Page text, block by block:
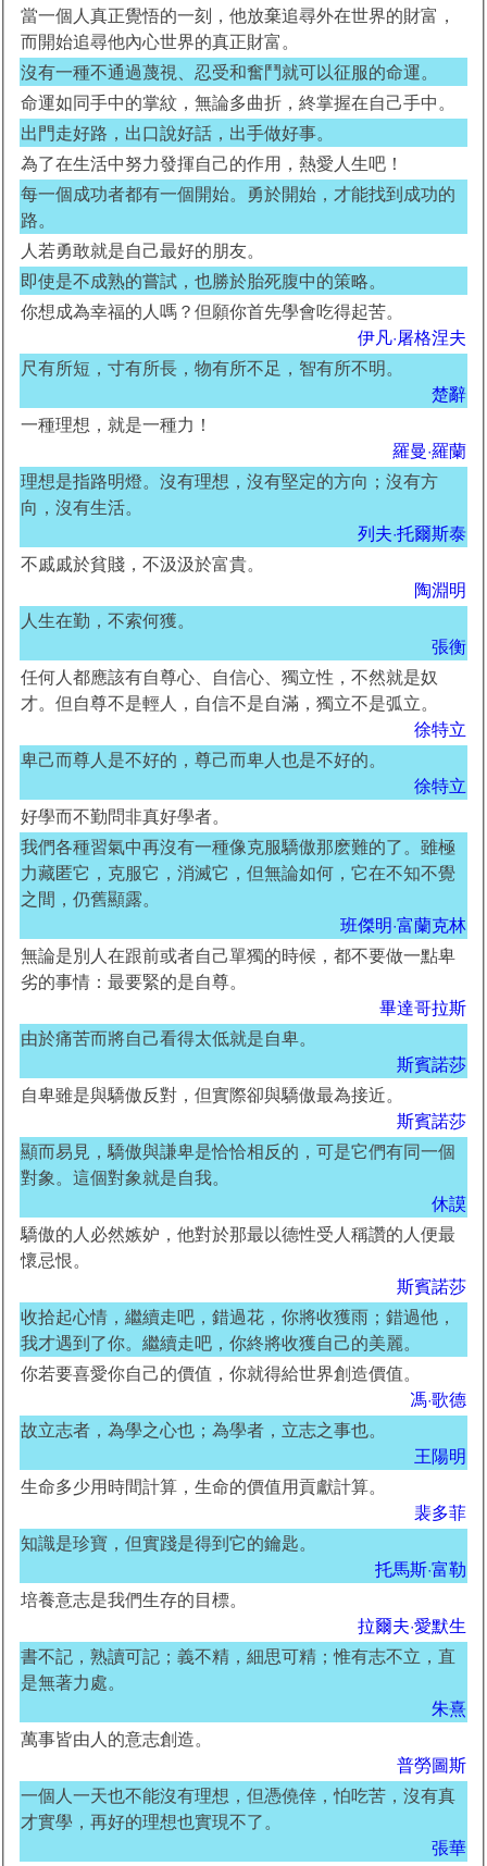
當一個人真正覺悟的一刻，他放棄追尋外在世界的財富，
而開始追尋他內心世界的真正財富。
沒有一種不通過蔑視、忍受和奮鬥就可以征服的命運。
命運如同手中的掌紋，無論多曲折，終掌握在自己手中。
出門走好路，出口說好話，出手做好事。
為了在生活中努力發揮自己的作用，熱愛人生吧！
每一個成功者都有一個開始。勇於開始，才能找到成功的
路。
人若勇敢就是自己最好的朋友。
即使是不成熟的嘗試，也勝於胎死腹中的策略。
你想成為幸福的人嗎？但願你首先學會吃得起苦。
伊凡·屠格涅夫
尺有所短，寸有所長，物有所不足，智有所不明。
楚辭
一種理想，就是一種力！
羅曼·羅蘭
理想是指路明燈。沒有理想，沒有堅定的方向；沒有方
向，沒有生活。
列夫·托爾斯泰
不戚戚於貧賤，不汲汲於富貴。
陶淵明
人生在勤，不索何獲。
張衡
任何人都應該有自尊心、自信心、獨立性，不然就是奴
才。但自尊不是輕人，自信不是自滿，獨立不是弧立。
徐特立
卑己而尊人是不好的，尊己而卑人也是不好的。
徐特立
好學而不勤問非真好學者。
我們各種習氣中再沒有一種像克服驕傲那麽難的了。雖極
力藏匿它，克服它，消滅它，但無論如何，它在不知不覺
之間，仍舊顯露。
班傑明·富蘭克林
無論是別人在跟前或者自己單獨的時候，都不要做一點卑
劣的事情：最要緊的是自尊。
畢達哥拉斯
由於痛苦而將自己看得太低就是自卑。
斯賓諾莎
自卑雖是與驕傲反對，但實際卻與驕傲最為接近。
斯賓諾莎
顯而易見，驕傲與謙卑是恰恰相反的，可是它們有同一個
對象。這個對象就是自我。
休謨
驕傲的人必然嫉妒，他對於那最以德性受人稱讚的人便最
懷忌恨。
斯賓諾莎
收拾起心情，繼續走吧，錯過花，你將收獲雨；錯過他，
我才遇到了你。繼續走吧，你終將收獲自己的美麗。
你若要喜愛你自己的價值，你就得給世界創造價值。
馮·歌德
故立志者，為學之心也；為學者，立志之事也。
王陽明
生命多少用時間計算，生命的價值用貢獻計算。
裴多菲
知識是珍寶，但實踐是得到它的鑰匙。
托馬斯·富勒
培養意志是我們生存的目標。
拉爾夫·愛默生
書不記，熟讀可記；義不精，細思可精；惟有志不立，直
是無著力處。
朱熹
萬事皆由人的意志創造。
普勞圖斯
一個人一天也不能沒有理想，但憑僥倖，怕吃苦，沒有真
才實學，再好的理想也實現不了。
張華